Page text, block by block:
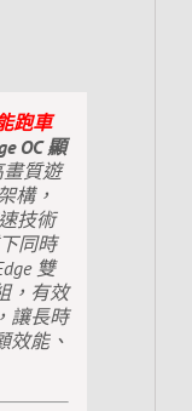
跑車
OC 顯
畫質遊
構，
技術
同時
雙
，有效
讓長時
效能、